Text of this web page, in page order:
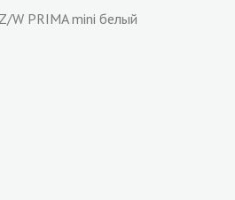
W PRIMA mini белый